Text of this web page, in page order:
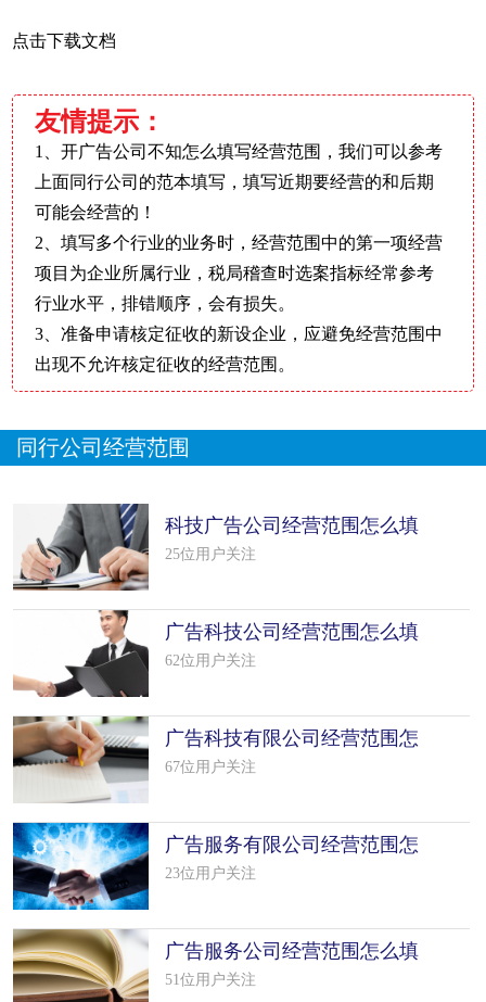
点击下载文档
友情提示：
1、开广告公司不知怎么填写经营范围，我们可以参考
上面同行公司的范本填写，填写近期要经营的和后期
可能会经营的！
2、填写多个行业的业务时，经营范围中的第一项经营
项目为企业所属行业，税局稽查时选案指标经常参考
行业水平，排错顺序，会有损失。
3、准备申请核定征收的新设企业，应避免经营范围中
出现不允许核定征收的经营范围。
同行公司经营范围
科技广告公司经营范围怎么填
写（50个
25位用户关注
广告科技公司经营范围怎么填
写（9个
62位用户关注
广告科技有限公司经营范围怎
么填写
67位用户关注
广告服务有限公司经营范围怎
么填写
23位用户关注
广告服务公司经营范围怎么填
写（9个
51位用户关注